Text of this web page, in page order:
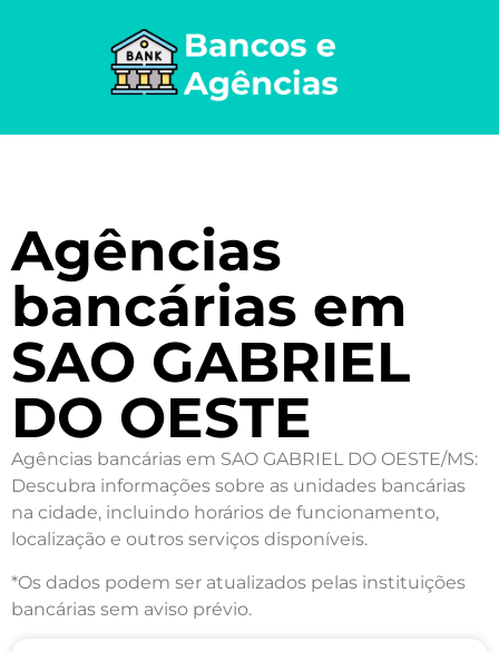
Agências
bancárias em
SAO GABRIEL
DO OESTE
Agências bancárias em SAO GABRIEL DO OESTE/MS:
Descubra informações sobre as unidades bancárias
na cidade, incluindo horários de funcionamento,
localização e outros serviços disponíveis.
*Os dados podem ser atualizados pelas instituições
bancárias sem aviso prévio.